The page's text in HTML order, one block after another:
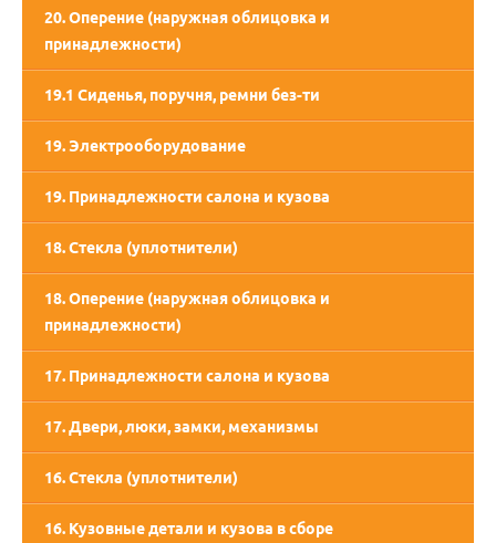
20. Оперение (наружная облицовка и
принадлежности)
19.1 Сиденья, поручня, ремни без-ти
19. Электрооборудование
19. Принадлежности салона и кузова
18. Стекла (уплотнители)
18. Оперение (наружная облицовка и
принадлежности)
17. Принадлежности салона и кузова
17. Двери, люки, замки, механизмы
16. Стекла (уплотнители)
16. Кузовные детали и кузова в сборе